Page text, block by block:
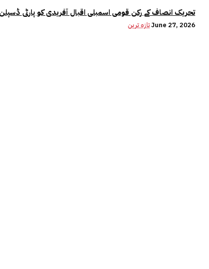
تحریک انصاف کے رکن قومی اسمبلی اقبال آفریدی کو پارٹی
تازہ ترینJune 27, 2026